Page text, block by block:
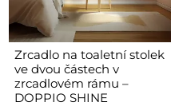
Zrcadlo na toaletní stolek
ve dvou částech v
zrcadlovém rámu –
DOPPIO SHINE